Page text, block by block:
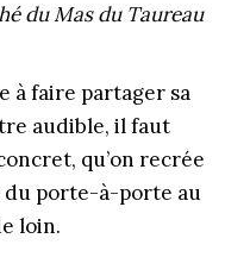
du Mas du Taureau
à faire partager sa
audible, il faut
qu’on recrée
du porte-à-porte au
loin.